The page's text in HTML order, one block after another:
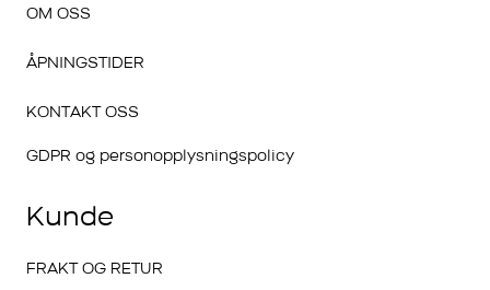
OM OSS
ÅPNINGSTIDER
KONTAKT OSS
GDPR og personopplysningspolicy
Kunde
FRAKT OG RETUR